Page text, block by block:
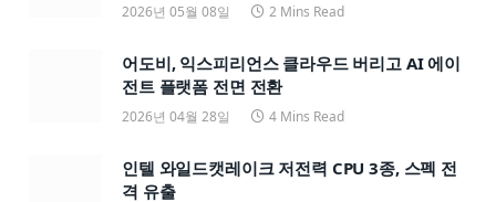
2026년 05월 08일 2 Mins Read
어도비, 익스피리언스 클라우드 버리고 AI 에이
전트 플랫폼 전면 전환
2026년 04월 28일 4 Mins Read
인텔 와일드캣레이크 저전력 CPU 3종, 스펙 전
격 유출